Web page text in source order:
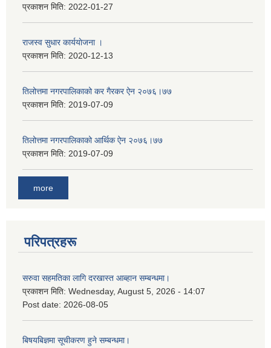
प्रकाशन मिति: 2022-01-27
राजस्व सुधार कार्ययाेजना ।
प्रकाशन मिति: 2020-12-13
तिलोत्तमा नगरपालिकाको कर गैरकर ऐन २०७६।७७
प्रकाशन मिति: 2019-07-09
तिलोत्तमा नगरपालिकाको आर्थिक ऐन २०७६।७७
प्रकाशन मिति: 2019-07-09
more
परिपत्रहरू
सरुवा सहमतिका लागि दरखास्त आब्हान सम्बन्धमा।
प्रकाशन मिति: Wednesday, August 5, 2026 - 14:07
Post date: 2026-08-05
बिषयबिज्ञमा सूचीकरण हुने सम्बन्धमा।